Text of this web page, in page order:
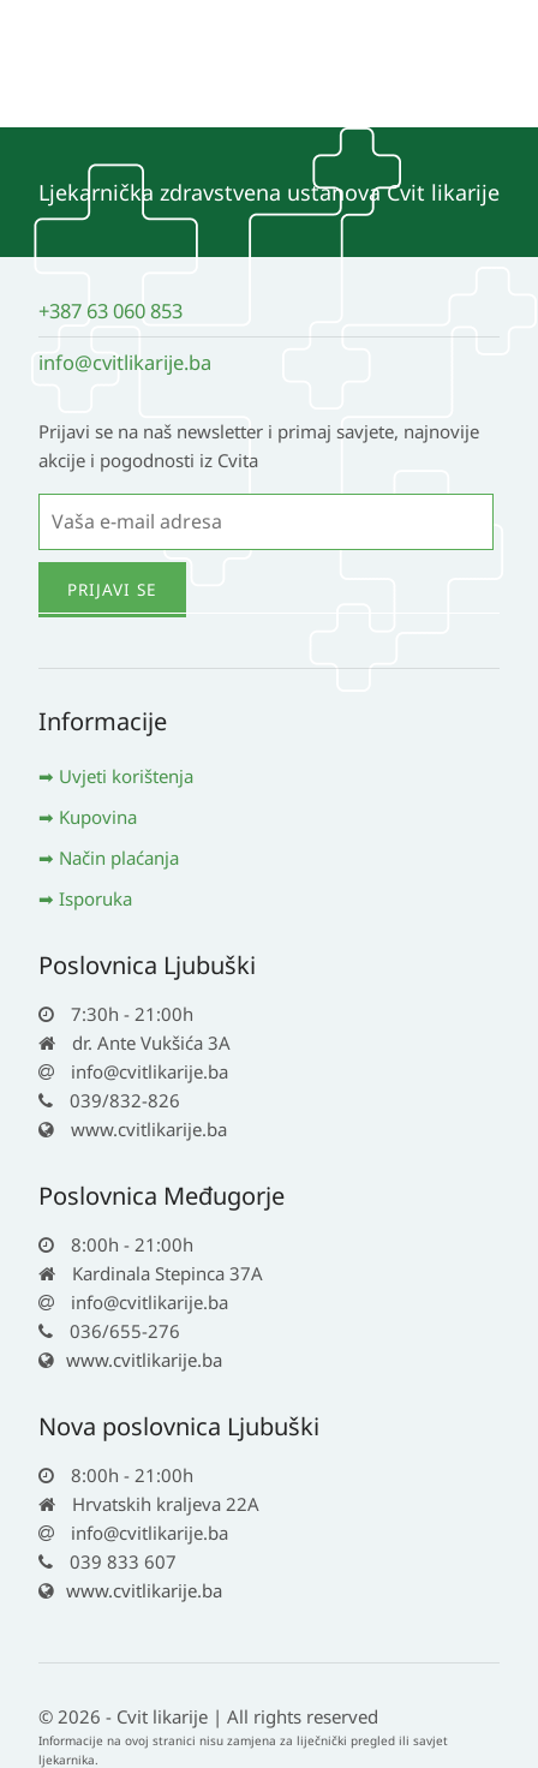
Ljekarnička zdravstvena ustanova Cvit likarije
+387 63 060 853
info@cvitlikarije.ba
Prijavi se na naš newsletter i primaj savjete, najnovije
akcije i pogodnosti iz Cvita
Informacije
Uvjeti korištenja
Kupovina
Način plaćanja
Isporuka
Poslovnica Ljubuški
7:30h - 21:00h
dr. Ante Vukšića 3A
info@cvitlikarije.ba
039/832-826
www.cvitlikarije.ba
Poslovnica Međugorje
8:00h - 21:00h
Kardinala Stepinca 37A
info@cvitlikarije.ba
036/655-276
www.cvitlikarije.ba
Nova poslovnica Ljubuški
8:00h - 21:00h
Hrvatskih kraljeva 22A
info@cvitlikarije.ba
039 833 607
www.cvitlikarije.ba
© 2026 - Cvit likarije | All rights reserved
Informacije na ovoj stranici nisu zamjena za liječnički pregled ili savjet
ljekarnika.